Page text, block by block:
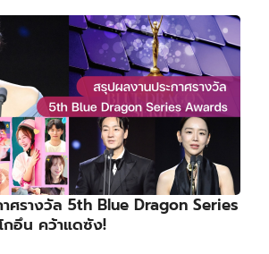
ศรางวัล 5th Blue Dragon Series
อึน คว้าแดซัง!